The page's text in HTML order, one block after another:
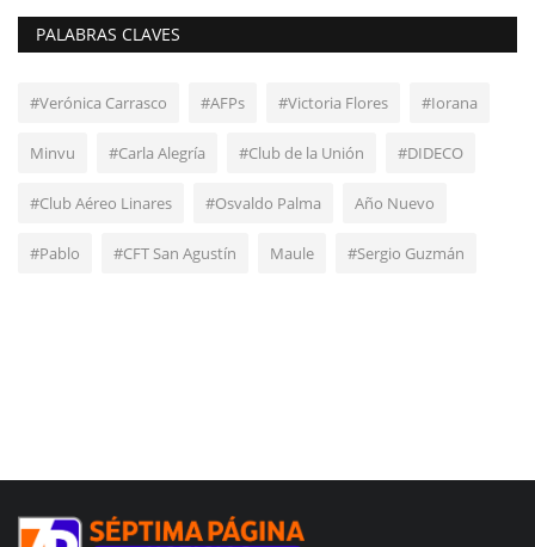
PALABRAS CLAVES
#Verónica Carrasco #AFPs #Victoria Flores #Iorana
Minvu #Carla Alegría #Club de la Unión #DIDECO
#Club Aéreo Linares #Osvaldo Palma Año Nuevo
#Pablo #CFT San Agustín Maule #Sergio Guzmán